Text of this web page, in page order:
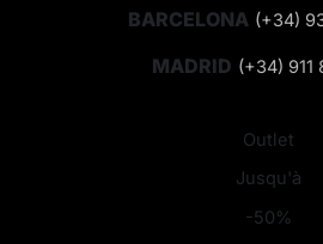
BARCELONA (+34)
MADRID (+34) 911
Outlet
Jusqu'à
-50%